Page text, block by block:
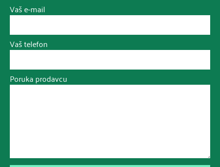
Vaš e-mail
Vaš telefon
Poruka prodavcu